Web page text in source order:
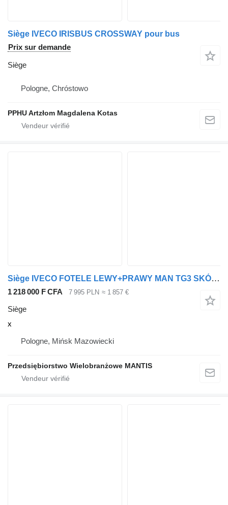
Siège IVECO IRISBUS CROSSWAY pour bus
Prix sur demande
Siège
Pologne, Chróstowo
PPHU Artzłom Magdalena Kotas
Siège IVECO FOTELE LEWY+PRAWY MAN TG3 SKÓRA x pour tracteur routier MAN TG3
1 218 000 F CFA 7 995 PLN ≈ 1 857 €
Siège
x
Pologne, Mińsk Mazowiecki
Przedsiębiorstwo Wielobranżowe MANTIS